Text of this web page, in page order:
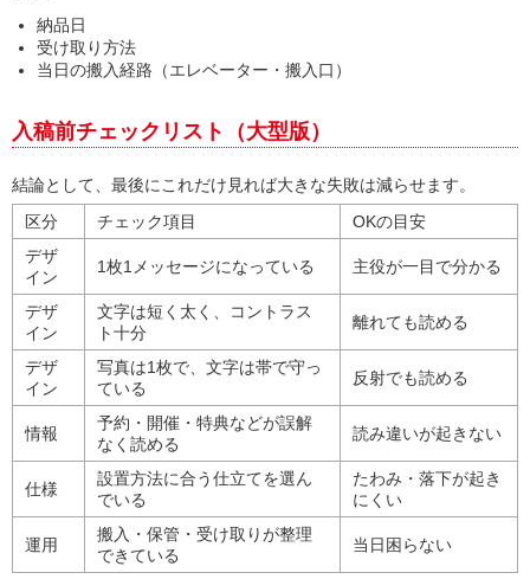
納品日
受け取り方法
当日の搬入経路（エレベーター・搬入口）
入稿前チェックリスト（大型版）
結論として、最後にこれだけ見れば大きな失敗は減らせます。
区分
チェック項目
OKの目安
デザ
イン
1枚1メッセージになっている 主役が一目で分かる
デザ
イン
文字は短く太く、コントラス
ト十分
離れても読める
デザ
イン
写真は1枚で、文字は帯で守っ
ている
反射でも読める
情報
予約・開催・特典などが誤解
なく読める
読み違いが起きない
仕様
設置方法に合う仕立てを選ん
でいる
たわみ・落下が起き
にくい
運用
搬入・保管・受け取りが整理
できている
当日困らない